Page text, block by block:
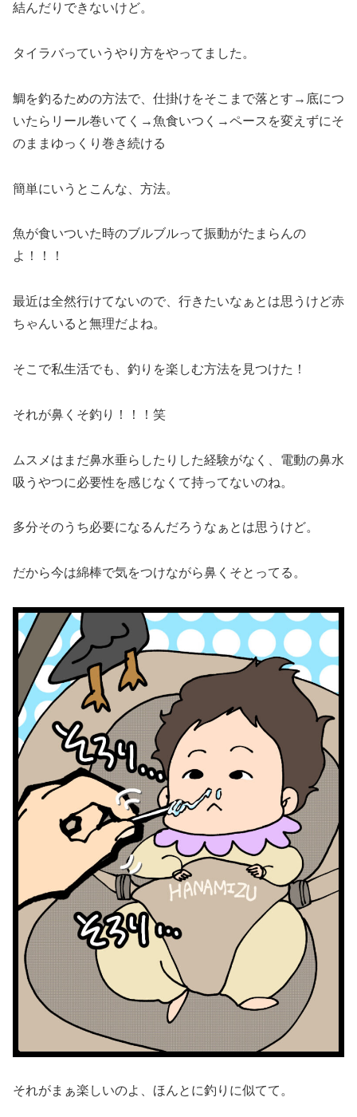
結んだりできないけど。
タイラバっていうやり方をやってました。
鯛を釣るための方法で、仕掛けをそこまで落とす→底につ
いたらリール巻いてく→魚食いつく→ペースを変えずにそ
のままゆっくり巻き続ける
簡単にいうとこんな、方法。
魚が食いついた時のブルブルって振動がたまらんの
よ！！！
最近は全然行けてないので、行きたいなぁとは思うけど赤
ちゃんいると無理だよね。
そこで私生活でも、釣りを楽しむ方法を見つけた！
それが鼻くそ釣り！！！笑
ムスメはまだ鼻水垂らしたりした経験がなく、電動の鼻水
吸うやつに必要性を感じなくて持ってないのね。
多分そのうち必要になるんだろうなぁとは思うけど。
だから今は綿棒で気をつけながら鼻くそとってる。
それがまぁ楽しいのよ、ほんとに釣りに似てて。